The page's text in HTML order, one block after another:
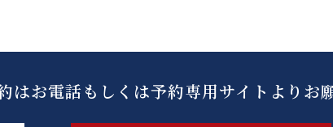
はお電話もしくは予約専用サイトよりお